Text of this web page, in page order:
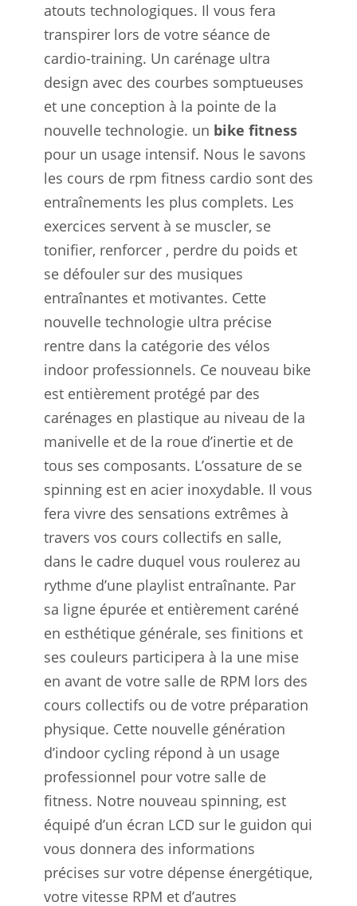
atouts technologiques. Il vous fera
transpirer lors de votre séance de
cardio-training. Un carénage ultra
design avec des courbes somptueuses
et une conception à la pointe de la
nouvelle technologie. un bike fitness
pour un usage intensif. Nous le savons
les cours de rpm fitness cardio sont des
entraînements les plus complets. Les
exercices servent à se muscler, se
tonifier, renforcer , perdre du poids et
se défouler sur des musiques
entraînantes et motivantes. Cette
nouvelle technologie ultra précise
rentre dans la catégorie des vélos
indoor professionnels. Ce nouveau bike
est entièrement protégé par des
carénages en plastique au niveau de la
manivelle et de la roue d’inertie et de
tous ses composants. L’ossature de se
spinning est en acier inoxydable. Il vous
fera vivre des sensations extrêmes à
travers vos cours collectifs en salle,
dans le cadre duquel vous roulerez au
rythme d’une playlist entraînante. Par
sa ligne épurée et entièrement caréné
en esthétique générale, ses finitions et
ses couleurs participera à la une mise
en avant de votre salle de RPM lors des
cours collectifs ou de votre préparation
physique. Cette nouvelle génération
d’indoor cycling répond à un usage
professionnel pour votre salle de
fitness. Notre nouveau spinning, est
équipé d’un écran LCD sur le guidon qui
vous donnera des informations
précises sur votre dépense énergétique,
votre vitesse RPM et d’autres